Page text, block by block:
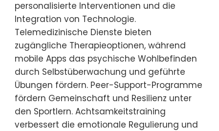
personalisierte Interventionen und die
Integration von Technologie.
Telemedizinische Dienste bieten
zugängliche Therapieoptionen, während
mobile Apps das psychische Wohlbefinden
durch Selbstüberwachung und geführte
Übungen fördern. Peer-Support-Programme
fördern Gemeinschaft und Resilienz unter
den Sportlern. Achtsamkeitstraining
verbessert die emotionale Regulierung und